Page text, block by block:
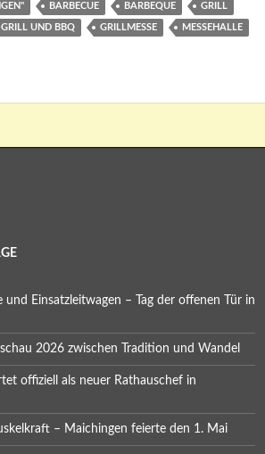
BARBECUE BARBEQUE GRILL
GRILL UND BBQ GRILLMESSE MESSEHALLE
und Einsatzleitwagen – Tag der offenen Tür in
2026 zwischen Tradition und Wandel
offiziell als neuer Rathauschef in
– Maichingen feierte den 1. Mai